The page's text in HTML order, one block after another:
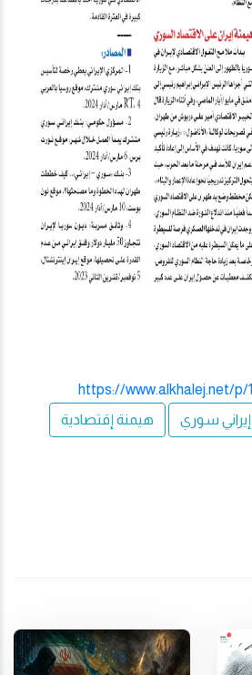
https://www.alkhalej.net/p/
سوري هيمنة إقتصادية